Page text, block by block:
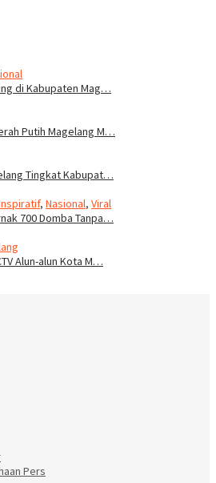
di Kabupaten Mag…
Putih Magelang M…
Tingkat Kabupat…
, Nasional, Viral
700 Domba Tanpa…
Alun-alun Kota M…
Pers